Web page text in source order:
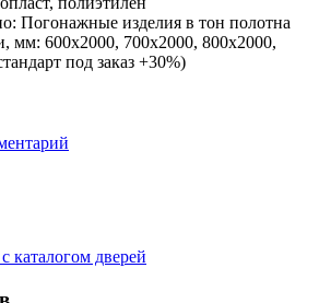
Погонажные изделия в тон полотна
мм: 600x2000, 700x2000, 800x2000,
под заказ +30%)
с каталогом дверей